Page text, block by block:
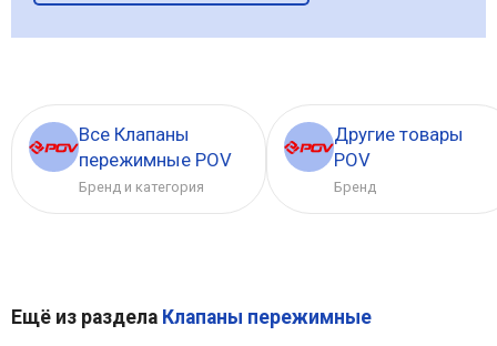
Все Клапаны
пережимные POV
Бренд и категория
Другие товары
POV
Бренд
Ещё из раздела Клапаны пережимные